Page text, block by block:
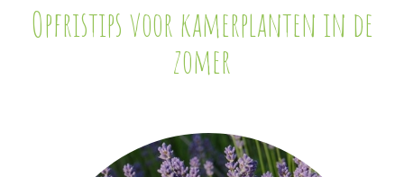
Opfristips voor kamerplanten in de
zomer